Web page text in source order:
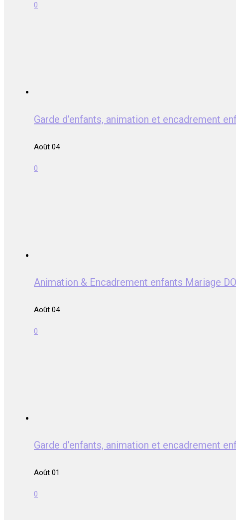
0
Garde d’enfants, animation et encadrement
Août 04
0
Animation & Encadrement enfants Mariage
Août 04
0
Garde d’enfants, animation et encadrement
Août 01
0